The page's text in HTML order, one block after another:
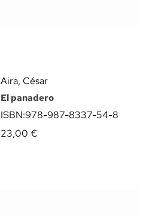
Aira, César
El panadero
ISBN:978-987-8337-54-8
23,00 €